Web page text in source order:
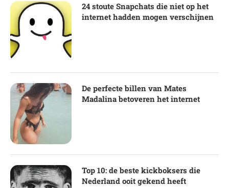
24 stoute Snapchats die niet op het
internet hadden mogen verschijnen
De perfecte billen van Mates
Madalina betoveren het internet
Top 10: de beste kickboksers die
Nederland ooit gekend heeft